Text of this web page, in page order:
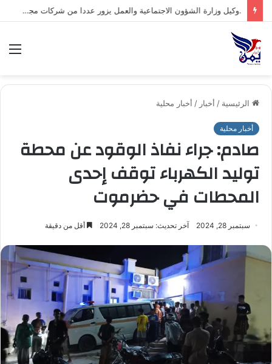
.السلطة المحلية بمحافظة شبوة تبارك العملية العسكرية النوعية للقوات المسلحة اليمنية ضد تحشيدات العدو السعودي
الرئيسية / أخبار / أخبار محلية
أخبار محلية
صادم: جراء نفاذ الوقود عن محطة
توليد الكهرباء توقف إحدى
المحطات في حضرموت
سبتمبر 28, 2024 آخر تحديث: سبتمبر 28, 2024 أقل من دقيقة